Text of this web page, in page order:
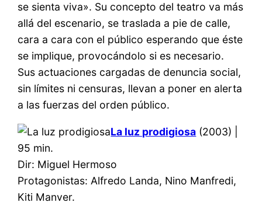
se sienta viva». Su concepto del teatro va más
allá del escenario, se traslada a pie de calle,
cara a cara con el público esperando que éste
se implique, provocándolo si es necesario.
Sus actuaciones cargadas de denuncia social,
sin límites ni censuras, llevan a poner en alerta
a las fuerzas del orden público.
La luz prodigiosa (2003) |
95 min.
Dir: Miguel Hermoso
Protagonistas: Alfredo Landa, Nino Manfredi,
Kiti Manver.